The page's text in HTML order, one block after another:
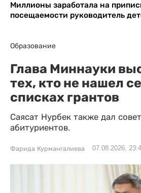
Миллионы заработала на
посещаемости руководитель
Образование
Глава Миннауки
тех, кто не нашел
списках грантов
Саясат Нурбек также дал
абитуриентов.
Фарида Курмангалиева 07.08.2026,